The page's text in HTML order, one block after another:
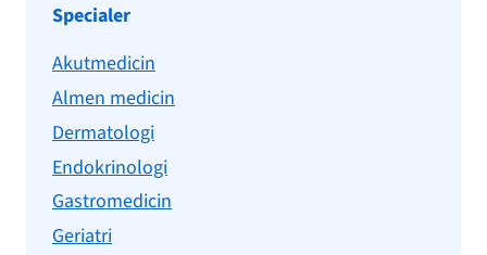
Specialer
Akutmedicin
Almen medicin
Dermatologi
Endokrinologi
Gastromedicin
Geriatri